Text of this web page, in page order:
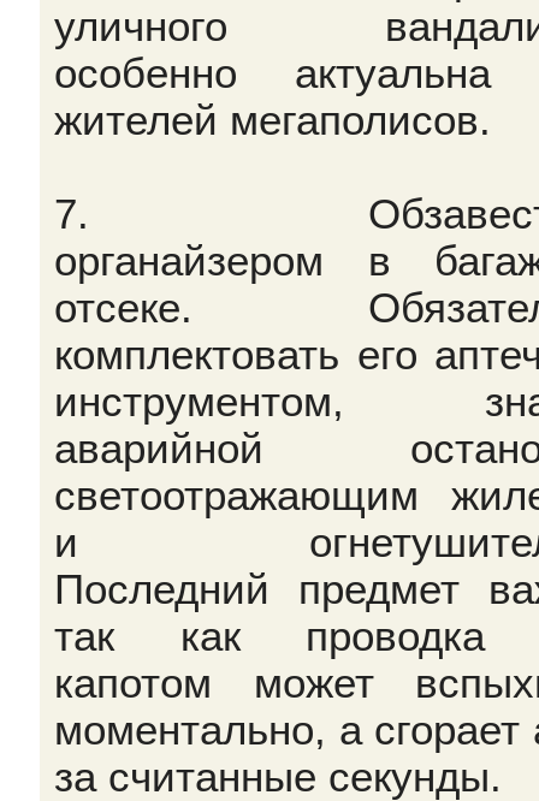
уличного
особенно актуальна
жителей мегаполисов.
7.
органайзером в
отсеке.
комплектовать его
инструментом,
аварийной
светоотражающим
и
Последний предмет
так как проводка
капотом может
моментально, а сгорает
за считанные секунды.